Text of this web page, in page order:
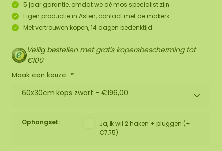
5 jaar garantie, omdat we dé mos specialist zijn.
Eigen productie in Asten, contact met de makers.
Met vertrouwen kopen, 14 dagen bedenktijd.
Veilig bestellen met gratis kopersbescherming tot
€100
Maak een keuze: *
60x30cm kops zwart - €196,00
Ophangset:
Ja, ik wil 2 haken + pluggen (+
€7,75)